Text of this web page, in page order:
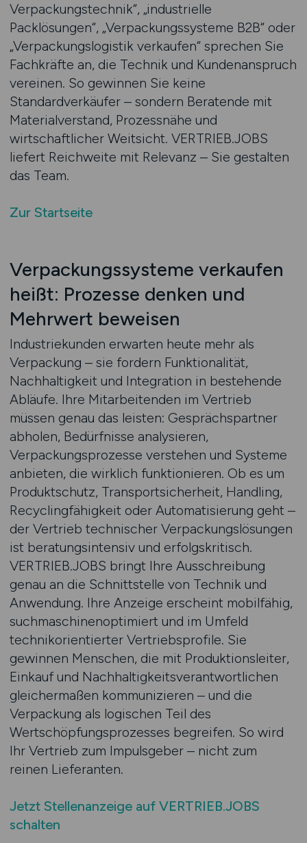
Verpackungstechnik“, „industrielle
Packlösungen“, „Verpackungssysteme B2B“ oder
„Verpackungslogistik verkaufen“ sprechen Sie
Fachkräfte an, die Technik und Kundenanspruch
vereinen. So gewinnen Sie keine
Standardverkäufer – sondern Beratende mit
Materialverstand, Prozessnähe und
wirtschaftlicher Weitsicht. VERTRIEB.JOBS
liefert Reichweite mit Relevanz – Sie gestalten
das Team.
Zur Startseite
Verpackungssysteme verkaufen
heißt: Prozesse denken und
Mehrwert beweisen
Industriekunden erwarten heute mehr als
Verpackung – sie fordern Funktionalität,
Nachhaltigkeit und Integration in bestehende
Abläufe. Ihre Mitarbeitenden im Vertrieb
müssen genau das leisten: Gesprächspartner
abholen, Bedürfnisse analysieren,
Verpackungsprozesse verstehen und Systeme
anbieten, die wirklich funktionieren. Ob es um
Produktschutz, Transportsicherheit, Handling,
Recyclingfähigkeit oder Automatisierung geht –
der Vertrieb technischer Verpackungslösungen
ist beratungsintensiv und erfolgskritisch.
VERTRIEB.JOBS bringt Ihre Ausschreibung
genau an die Schnittstelle von Technik und
Anwendung. Ihre Anzeige erscheint mobilfähig,
suchmaschinenoptimiert und im Umfeld
technikorientierter Vertriebsprofile. Sie
gewinnen Menschen, die mit Produktionsleiter,
Einkauf und Nachhaltigkeitsverantwortlichen
gleichermaßen kommunizieren – und die
Verpackung als logischen Teil des
Wertschöpfungsprozesses begreifen. So wird
Ihr Vertrieb zum Impulsgeber – nicht zum
reinen Lieferanten.
Jetzt Stellenanzeige auf VERTRIEB.JOBS
schalten